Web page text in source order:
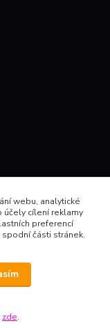
webu, analytické
účely cílení reklamy
preferencí
části stránek.
zde.